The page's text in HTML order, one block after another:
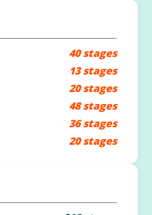
40 stages
13 stages
20 stages
48 stages
36 stages
20 stages